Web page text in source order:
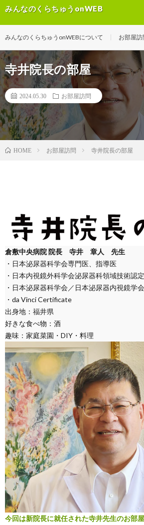
みんなのくらちゅうonWEB
みんなのくらちゅうonWEBについて お部屋訪
寺井院長の部屋
2024.05.30 お部屋訪問
HOME お部屋訪問 寺井院長の部屋
倉敷中央病院 院長 寺井 章人 先生
・日本泌尿器科学会専門医、指導医
・日本内視鏡外科学会泌尿器科領域技術認定
・日本泌尿器科学会／日本泌尿器内視鏡学
・da Vinci Certificate
出身地：福井県
好きな食べ物：酒
趣味：家庭菜園・DIY・料理
今回は新院長に就任された寺井先生のお部